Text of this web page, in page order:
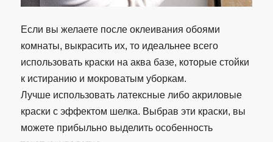
Если вы желаете после оклеивания обоями
комнаты, выкрасить их, то идеальнее всего
использовать краски на аква базе, которые стойки
к истиранию и мокроватым уборкам.
Лучше использовать латексные либо акриловые
краски с эффектом шелка. Выбрав эти краски, вы
можете прибыльно выделить особенность